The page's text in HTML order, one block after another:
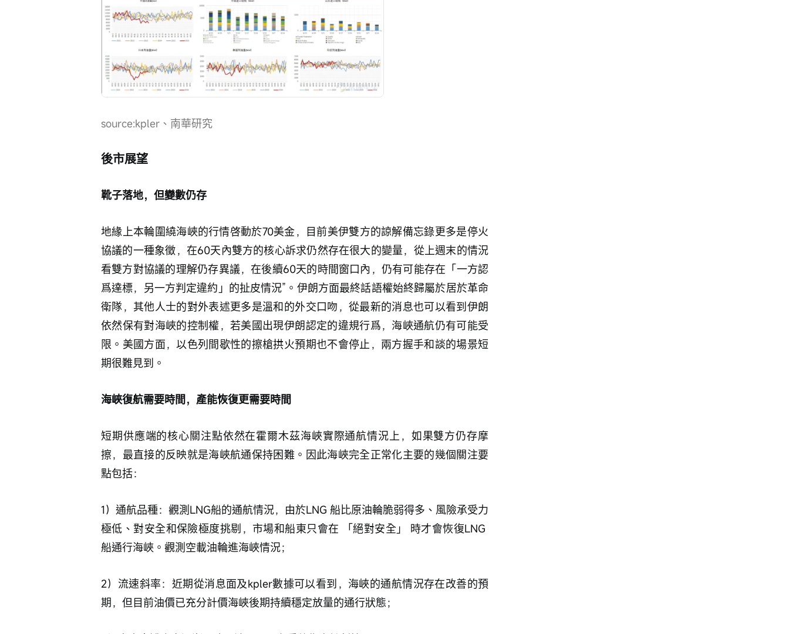
source:kpler、南華研究
後市展望
靴子落地，但變數仍存
地緣上本輪圍繞海峽的行情啓動於70美金，目前美伊雙方的諒解備忘錄更多是停火
協議的一種象徵，在60天內雙方的核心訴求仍然存在很大的變量，從上週末的情況
看雙方對協議的理解仍存異議，在後續60天的時間窗口內，仍有可能存在「一方認
爲達標，另一方判定違約」的扯皮情況”。伊朗方面最終話語權始終歸屬於居於革命
衛隊，其他人士的對外表述更多是溫和的外交口吻，從最新的消息也可以看到伊朗
依然保有對海峽的控制權，若美國出現伊朗認定的違規行爲，海峽通航仍有可能受
限。美國方面，以色列間歇性的擦槍拱火預期也不會停止，兩方握手和談的場景短
期很難見到。
海峽復航需要時間，產能恢復更需要時間
短期供應端的核心關注點依然在霍爾木茲海峽實際通航情況上，如果雙方仍存摩
擦，最直接的反映就是海峽航通保持困難。因此海峽完全正常化主要的幾個關注要
點包括：
1）通航品種：觀測LNG船的通航情況，由於LNG 船比原油輪脆弱得多、風險承受力
極低、對安全和保險極度挑剔，市場和船東只會在 「絕對安全」 時才會恢復LNG
船通行海峽。觀測空載油輪進海峽情況；
2）流速斜率：近期從消息面及kpler數據可以看到，海峽的通航情況存在改善的預
期，但目前油價已充分計價海峽後期持續穩定放量的通行狀態；